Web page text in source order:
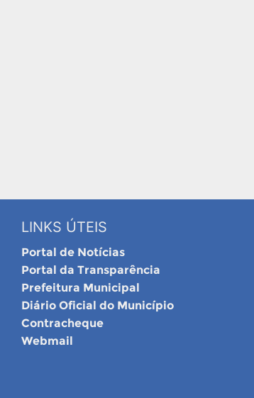
LINKS ÚTEIS
Portal de Notícias
Portal da Transparência
Prefeitura Municipal
Diário Oficial do Município
Contracheque
Webmail